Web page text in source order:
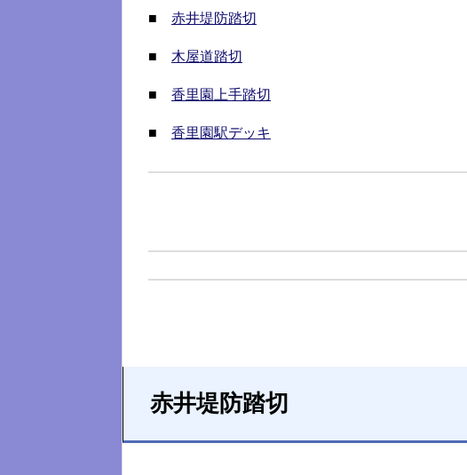
■ 赤井堤防踏切
■ 木屋道踏切
■ 香里園上手踏切
■ 香里園駅デッキ
赤井堤防踏切